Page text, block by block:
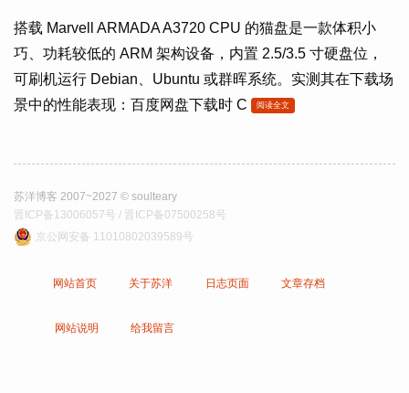
搭载 Marvell ARMADA A3720 CPU 的猫盘是一款体积小
巧、功耗较低的 ARM 架构设备，内置 2.5/3.5 寸硬盘位，
可刷机运行 Debian、Ubuntu 或群晖系统。实测其在下载场
景中的性能表现：百度网盘下载时 C
阅读全文
苏洋博客 2007~2027 © soulteary
晋ICP备13006057号 / 晋ICP备07500258号
京公网安备 11010802039589号
网站首页 关于苏洋 日志页面 文章存档
网站说明 给我留言